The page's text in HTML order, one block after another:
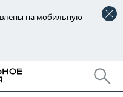
на мобильную